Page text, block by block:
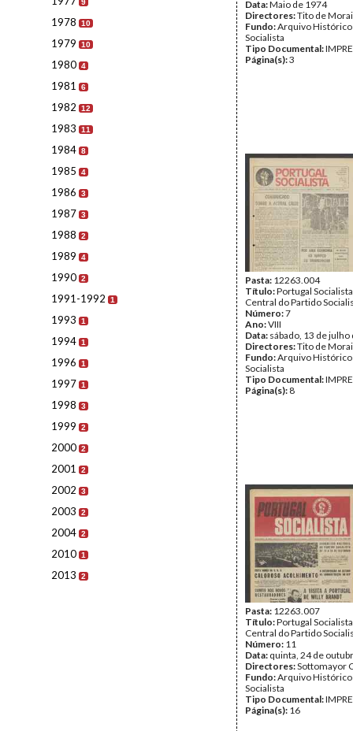
9
1978 10
1979 10
1980 4
1981 6
1982 12
1983 11
1984 8
1985 4
1986 3
1987 3
1988 2
1989 4
1990 2
1991-1992 1
1993 1
1994 1
1996 1
1997 1
1998 3
1999 2
2000 2
2001 2
2002 3
2003 2
2004 2
2010 1
2013 2
Data:Maio de 1974
Directores:Tito de
Fundo:Arquivo
Socialista
Tipo Documental:
Página(s):3
Pasta: 12263.004
Título:Portugal
Central do Partido
Número:7
Ano:VIII
Data: sábado, 13 de julho
Directores:Tito de
Fundo:Arquivo
Socialista
Tipo Documental:
Página(s): 8
Pasta: 12263.007
Título:Portugal
Central do Partido
Número: 11
Data: quinta, 24 de
Directores:Sottomayor
Fundo:Arquivo
Socialista
Tipo Documental:
Página(s): 16